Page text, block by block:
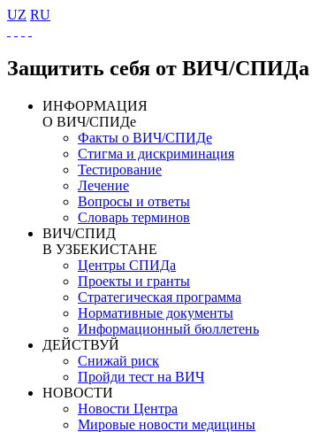
UZ RU
Защитить себя от ВИЧ/
ИНФОРМАЦИЯ
О ВИЧ/СПИДе
Факты о ВИЧ/СПИДе
Стигма и дискриминация
Тестирование
Лечение
Вопросы и ответы
Словарь терминов
ВИЧ/СПИД
В УЗБЕКИСТАНЕ
Центры СПИДа
Проекты и гранты
Стратегическая программа
Нормативные документы
Информационный бюллетень
ДЕЙСТВУЙ
Снижай риск
Пройди тест на ВИЧ
НОВОСТИ
Новости Центра
Мировые новости медицины